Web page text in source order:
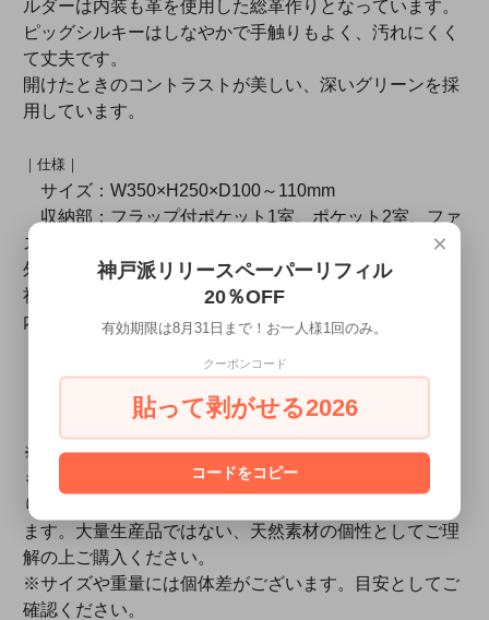
ルダーは内装も革を使用した総革作りとなっています。
ピッグシルキーはしなやかで手触りもよく、汚れにくく
て丈夫です。
開けたときのコントラストが美しい、深いグリーンを採
用しています。
｜仕様｜
サイズ：W350×H250×D100～110mm
収納部：フラップ付ポケット1室、ポケット2室、ファ
スナーポケット1室
外装素材：シュランケンカーフ（ドイツ・ペリンガー
社）
内装素材：ピッグシルキー
製造：日本
ご購入前に必ずご一読ください。
※製品加工時の小傷や革そのものの筋が大きく出ている
ものもございます。また天然革のため、不規則模様であ
り、シボの出具合、縦に革目が走っているものもござい
ます。大量生産品ではない、天然素材の個性としてご理
解の上ご購入ください。
※サイズや重量には個体差がございます。目安としてご
確認ください。
×
神戸派リリースペーパーリフィル
20％OFF
有効期限は8月31日まで！お一人様1回のみ。
クーポンコード
貼って剥がせる2026
コードをコピー